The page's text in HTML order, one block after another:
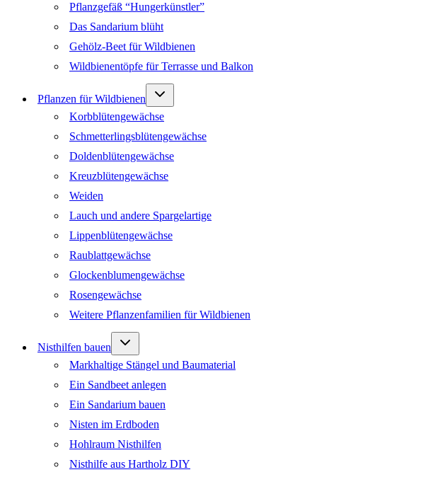
Pflanzgefäß “Hungerkünstler”
Das Sandarium blüht
Gehölz-Beet für Wildbienen
Wildbienentöpfe für Terrasse und Balkon
Pflanzen für Wildbienen
Untermenü
Korbblütengewächse
Schmetterlingsblütengewächse
Doldenblütengewächse
Kreuzblütengewächse
Weiden
Lauch und andere Spargelartige
Lippenblütengewächse
Raublattgewächse
Glockenblumengewächse
Rosengewächse
Weitere Pflanzenfamilien für Wildbienen
Nisthilfen bauen
Untermenü
Markhaltige Stängel und Baumaterial
Ein Sandbeet anlegen
Ein Sandarium bauen
Nisten im Erdboden
Hohlraum Nisthilfen
Nisthilfe aus Hartholz DIY